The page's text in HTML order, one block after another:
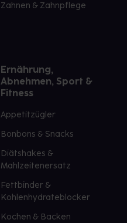
Zahnen & Zahnpflege
Ernährung,
Abnehmen, Sport &
Fitness
Appetitzügler
Bonbons & Snacks
Diätshakes &
Mahlzeitenersatz
Fettbinder &
Kohlenhydrateblocker
Kochen & Backen